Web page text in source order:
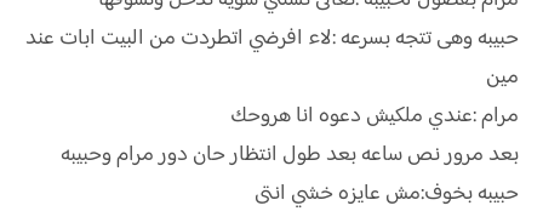
حبيبه وهى تتجه بسرعه :لاء افرضي اتطردت من البيت ابات عند
مين
مرام :عندي ملكيش دعوه انا هروحك
بعد مرور نص ساعه بعد طول انتظار حان دور مرام وحبيبه
حبيبه بخوف:مش عايزه خشي انتى